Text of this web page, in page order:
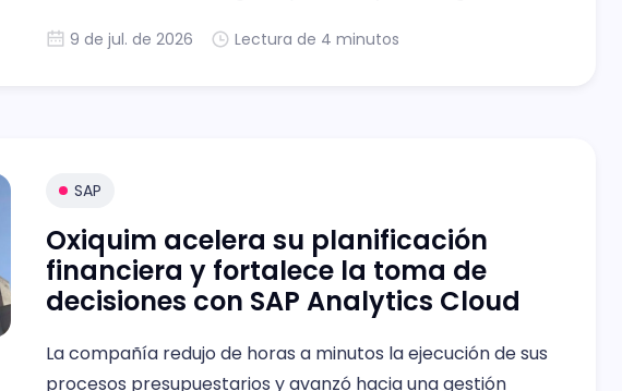
9 de jul. de 2026 Lectura de 4 minutos
SAP
Oxiquim acelera su planificación
financiera y fortalece la toma de
decisiones con SAP Analytics Cloud
La compañía redujo de horas a minutos la ejecución de sus
procesos presupuestarios y avanzó hacia una gestión